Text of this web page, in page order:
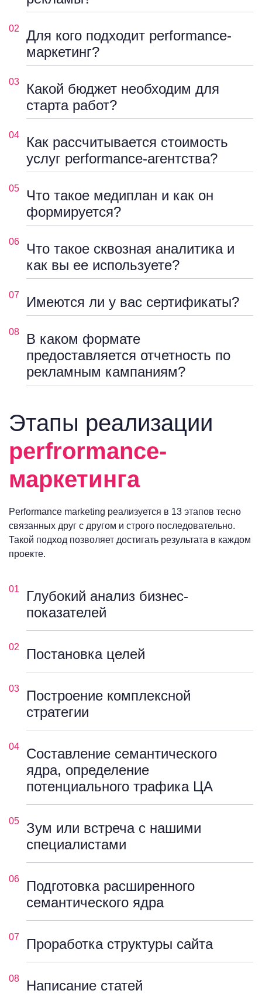
02
Для кого подходит performance-
маркетинг?
03
Какой бюджет необходим для
старта работ?
04
Как рассчитывается стоимость
услуг performance-агентства?
05
Что такое медиплан и как он
формируется?
06
Что такое сквозная аналитика и
как вы ее используете?
07 Имеются ли у вас сертификаты?
08
В каком формате
предоставляется отчетность по
рекламным кампаниям?
Этапы реализации
perfrormance-
маркетинга
Performance marketing реализуется в 13 этапов тесно
связанных друг с другом и строго последовательно.
Такой подход позволяет достигать результата в каждом
проекте.
01
Глубокий анализ бизнес-
показателей
02 Постановка целей
03
Построение комплексной
стратегии
04
Составление семантического
ядра, определение
потенциального трафика ЦА
05
Зум или встреча с нашими
специалистами
06
Подготовка расширенного
семантического ядра
07 Проработка структуры сайта
08 Написание статей